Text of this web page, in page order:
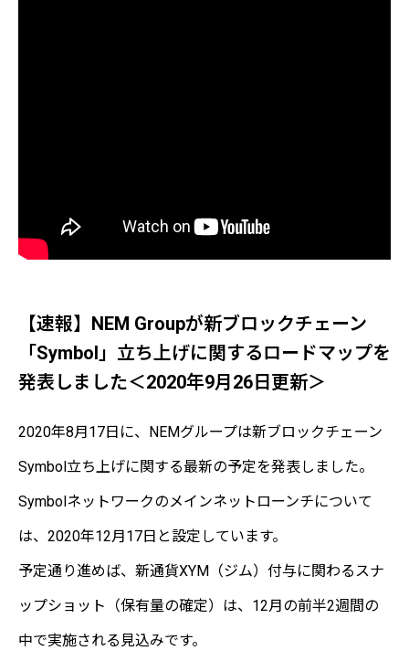
【速報】NEM Groupが新ブロックチェーン
「Symbol」立ち上げに関するロードマップを
発表しました＜2020年9月26日更新＞
2020年8月17日に、NEMグループは新ブロックチェーン
Symbol立ち上げに関する最新の予定を発表しました。
Symbolネットワークのメインネットローンチについて
は、2020年12月17日と設定しています。
予定通り進めば、新通貨XYM（ジム）付与に関わるスナ
ップショット（保有量の確定）は、12月の前半2週間の
中で実施される見込みです。